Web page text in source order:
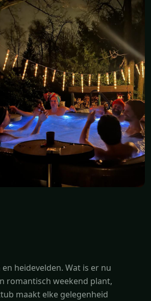
heidevelden. Wat is er nu
romantisch weekend plant,
maakt elke gelegenheid